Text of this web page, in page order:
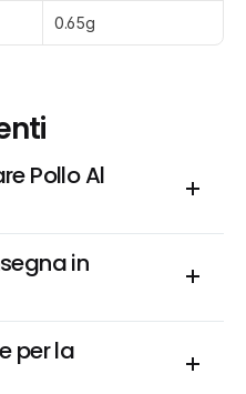
0.65g
Pollo Al
in
per la